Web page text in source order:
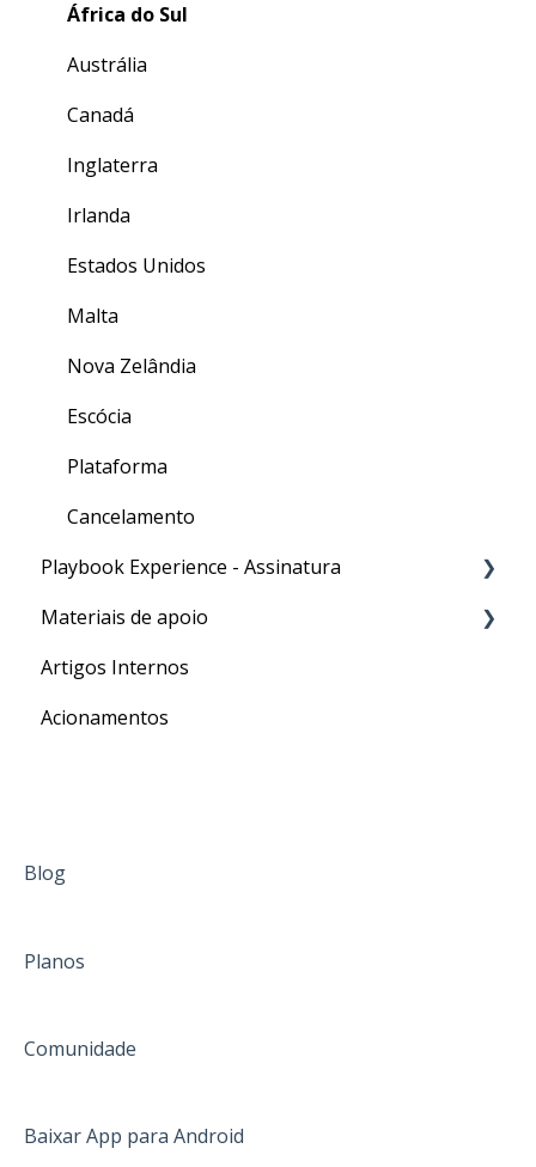
África do Sul
Austrália
Canadá
Inglaterra
Irlanda
Estados Unidos
Malta
Nova Zelândia
Escócia
Plataforma
Cancelamento
Playbook Experience - Assinatura
Processos
Materiais de apoio
Para o seu Intercâmbio
Artigos Internos
Acionamentos
Blog
Planos
Comunidade
Baixar App para Android